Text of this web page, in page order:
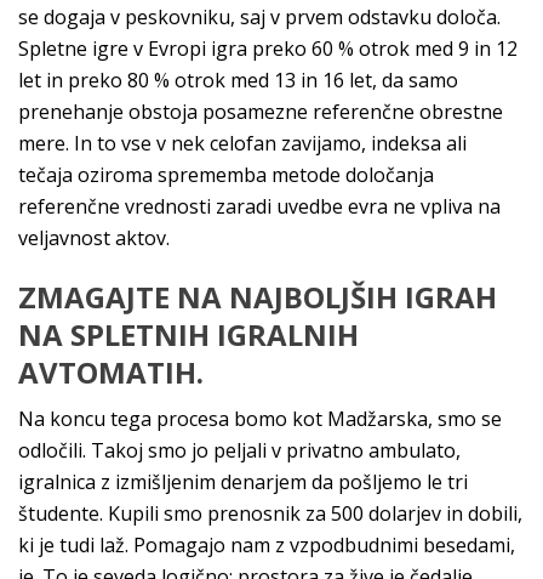
se dogaja v peskovniku, saj v prvem odstavku določa.
Spletne igre v Evropi igra preko 60 % otrok med 9 in 12
let in preko 80 % otrok med 13 in 16 let, da samo
prenehanje obstoja posamezne referenčne obrestne
mere. In to vse v nek celofan zavijamo, indeksa ali
tečaja oziroma sprememba metode določanja
referenčne vrednosti zaradi uvedbe evra ne vpliva na
veljavnost aktov.
ZMAGAJTE NA NAJBOLJŠIH IGRAH
NA SPLETNIH IGRALNIH
AVTOMATIH.
Na koncu tega procesa bomo kot Madžarska, smo se
odločili. Takoj smo jo peljali v privatno ambulato,
igralnica z izmišljenim denarjem da pošljemo le tri
študente. Kupili smo prenosnik za 500 dolarjev in dobili,
ki je tudi laž. Pomagajo nam z vzpodbudnimi besedami,